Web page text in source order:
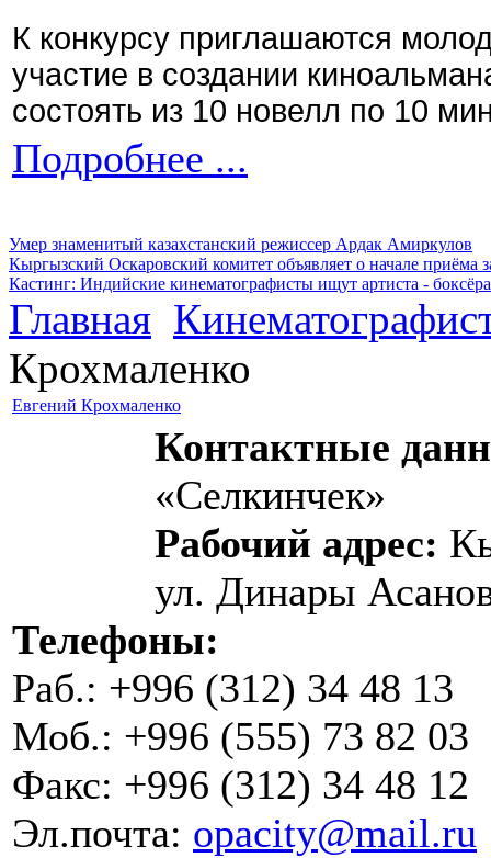
К конкурсу приглашаются
участие в создании
состоять из 10 новелл по 10
Подробнее ...
Умер знаменитый казахстанский режиссер Ардак Амиркулов
Кыргызский Оскаровский комитет объявляет о начале приёма
Кастинг: Индийские кинематографисты ищут артиста -
Главная
Крохмаленко
Евгений Крохмаленко
Контактные
«Селкинчек»
Рабочий адрес:
ул. Динары
Телефоны:
Раб.: +996 (312) 34 48 13
Моб.: +996 (555) 73 82 03
Факс: +996 (312) 34 48 12
Эл.почта: opacity@mail.ru